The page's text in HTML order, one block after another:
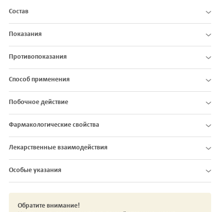
Состав
Показания
Противопоказания
Способ применения
Побочное действие
Фармакологические свойства
Лекарственные взаимодействия
Особые указания
Обратите внимание!